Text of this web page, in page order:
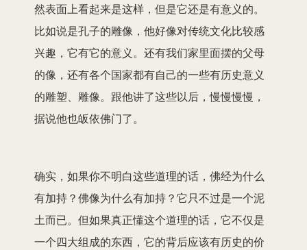
然表面上看起来是这样，但是它还是有意义的。
比如说是孔子的雕像，他好像对传统文化比较感
兴趣，它有它的意义。还有我们家里面摆的父母
的像，还有各个国家都有自己的一些有历史意义
的雕塑、雕像。跟他讲了这些以后，慢慢慢慢，
据说他也皈依佛门了。
确实，如果你不明白这些道理的话，佛经为什么
有加持？佛像为什么有加持？它只不过是一个泥
土而已。但如果真正懂这个道理的话，它不仅是
一个四大组成的东西，它的背后应该有历史的价